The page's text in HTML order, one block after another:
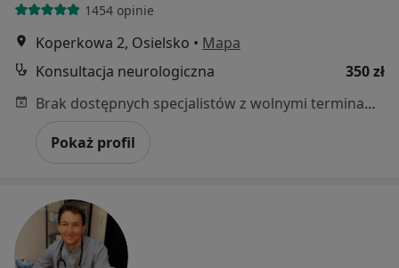
1454 opinie
Koperkowa 2, Osielsko • Mapa
Konsultacja neurologiczna
350 zł
Brak dostępnych specjalistów z wolnymi terminami w tym centrum medycznym.
Pokaż profil